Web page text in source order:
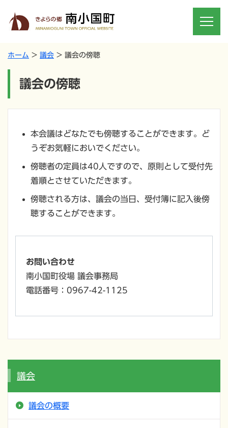
ホーム 議会 議会の傍聴
議会の傍聴
本会議はどなたでも傍聴することができます。ど
うぞお気軽においでください。
傍聴者の定員は40人ですので、原則として受付先
着順とさせていただきます。
傍聴される方は、議会の当日、受付簿に記入後傍
聴することができます。
お問い合わせ
南小国町役場 議会事務局
電話番号：0967-42-1125
議会
議会の概要